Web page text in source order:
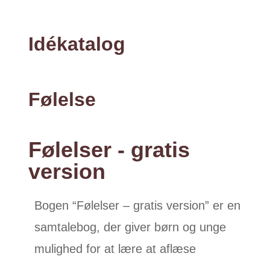
Idékatalog
Følelse
Følelser - gratis
version
Bogen “Følelser – gratis version” er en
samtalebog, der giver børn og unge
mulighed for at lære at aflæse